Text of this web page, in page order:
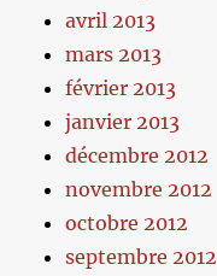
avril 2013
mars 2013
février 2013
janvier 2013
décembre 2012
novembre 2012
octobre 2012
septembre 2012